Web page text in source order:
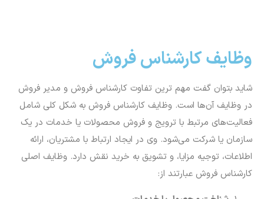
وظایف کارشناس فروش
شاید بتوان گفت مهم ترین تفاوت کارشناس فروش و مدیر فروش
در وظایف آن‌ها است. وظایف کارشناس فروش به شکل کلی شامل
فعالیت‌های مرتبط با ترویج و فروش محصولات یا خدمات در یک
سازمان یا شرکت می‌شود. وی در ایجاد ارتباط با مشتریان، ارائه
اطلاعات، توجیه مزایا، و تشویق به خرید نقش دارد. وظایف اصلی
کارشناس فروش عبارتند از: